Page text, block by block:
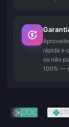
rápida e
ou não
100% —